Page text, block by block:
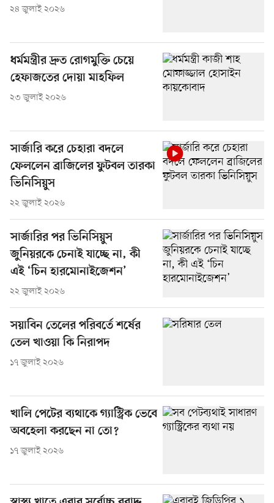
২৪ জুলাই ২০২৬
ধর্মমন্ত্রীর দ্রুত রোগমুক্তি চেয়ে
হেফাজতের দোয়া মাহফিল
২৩ জুলাই ২০২৬
সার্জারি করে চেহারা বদলে
ফেললেন ব্রাজিলের ফুটবল তারকা
ভিনিসিয়ুস
২২ জুলাই ২০২৬
সার্জারির পর ভিনিসিয়ুস
জুনিয়রকে চেনাই যাচ্ছে না, কী
এই ‘চিন হারমোনাইজেশন’
২২ জুলাই ২০২৬
সয়াবিন তেলের পরিবর্তে শর্ষের
তেল খাওয়া কি নিরাপদ
১৭ জুলাই ২০২৬
খালি পেটের ব্যথাকে গ্যাস্ট্রিক ভেবে
অবহেলা করছেন না তো?
১৭ জুলাই ২০২৬